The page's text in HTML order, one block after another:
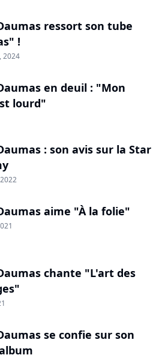
ressort son tube
!
2024
en deuil : "Mon
lourd"
: son avis sur la Star
aime "À la folie"
chante "L'art des
se confie sur son